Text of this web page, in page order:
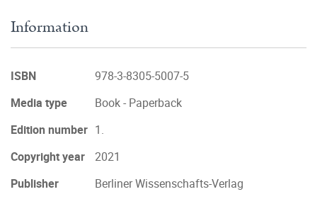
Information
ISBN
978-3-8305-5007-5
Media type
Book - Paperback
Edition number 1.
Copyright year
2021
Publisher
Berliner Wissenschafts-Verlag